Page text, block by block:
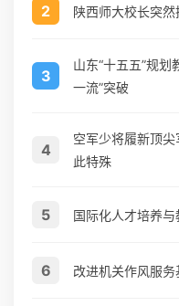
2 陕西师大校长突
3
山东“十五五”规
一流”突破
4
空军少将履新顶
此特殊
5 国际化人才培养
6 改进机关作风服